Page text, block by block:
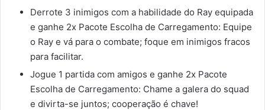
Derrote 3 inimigos com a habilidade do Ray equipada
e ganhe 2x Pacote Escolha de Carregamento: Equipe
o Ray e vá para o combate; foque em inimigos fracos
para facilitar.
Jogue 1 partida com amigos e ganhe 2x Pacote
Escolha de Carregamento: Chame a galera do squad
e divirta-se juntos; cooperação é chave!